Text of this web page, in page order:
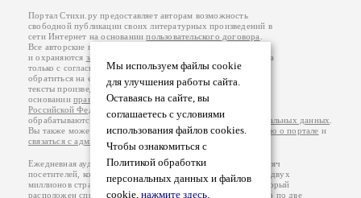
Мы используем файлы cookie
для улучшения работы сайта.
Оставаясь на сайте, вы
соглашаетесь с условиями
использования файлов cookies.
Чтобы ознакомиться с
Политикой обработки
персональных данных и файлов
cookie, нажмите здесь.
Портал Стихи.ру предоставляет авторам возможность
свободной публикации своих литературных произведений в
сети Интернет на основаниипользовательского договора
Все авторские права на произведения принадлежат авторам
и охраняются законом
. Перепечатка произведений возможна
только с согласия его автора, к которому вы можете
обратиться на его авторской странице. Ответственность за
тексты произведений авторы несут самостоятельно на
основанииправил публикацииизаконодательства
Российской Федерации
обрабатываются на основанииПолитики обработки персональных данных
Вы также можете посмотреть более подробнуюинформацию о портале и
связаться с администрацией
Ежедневная аудитория портала Стихи.ру – порядка 200 тысяч
посетителей, которые в общей сумме просматривают более двух
миллионов страниц по данным счетчика посещаемости, который
расположен справа от этого текста. В каждой графе указано по две